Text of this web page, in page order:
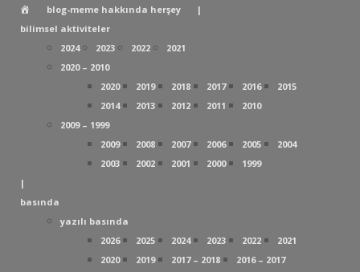
Estetik
Cerrahi
Plastik
Rekonstrüktif
Uzmanı
blog-meme hakkında herşey
|
bilimsel aktiviteler
2024
2023 2022
2021
2020 – 2010
2020
2019 2018 2017 2016
2015
2014
2013 2012 2011
2010
2009 – 1999
2009
2008 2007 2006 2005
2004
2003
2002 2001 2000
1999
|
basında
yazılı basında
2026
2025 2024 2023 2022
2021
2020
2019 2017 – 2018
2016 – 2017